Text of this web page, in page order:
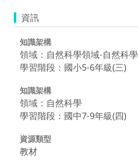
資訊
知識架構
領域：自然科學領域-自然科學
學習階段：國小5-6年級(三)
知識架構
領域：自然科學
學習階段：國中7-9年級(四)
資源類型
教材